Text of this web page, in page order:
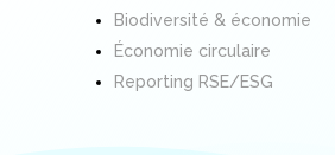
Biodiversité & économie
Économie circulaire
Reporting RSE/ESG